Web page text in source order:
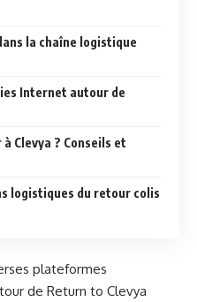
la chaîne logistique
Internet autour de
Clevya ? Conseils et
logistiques du retour colis
plateformes
de Return to Clevya